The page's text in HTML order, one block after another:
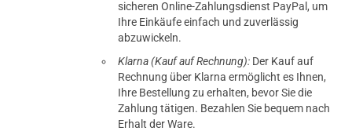
sicheren Online-Zahlungsdienst PayPal, um
Ihre Einkäufe einfach und zuverlässig
abzuwickeln.
Klarna (Kauf auf Rechnung): Der Kauf auf
Rechnung über Klarna ermöglicht es Ihnen,
Ihre Bestellung zu erhalten, bevor Sie die
Zahlung tätigen. Bezahlen Sie bequem nach
Erhalt der Ware.